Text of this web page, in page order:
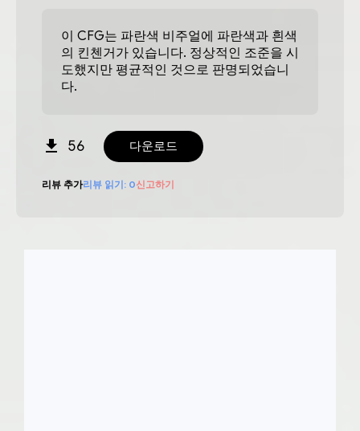
이 CFG는 파란색 비주얼에 파란색과 흰색
의 킨첸거가 있습니다. 정상적인 조준을 시
도했지만 평균적인 것으로 판명되었습니
다.
56 다운로드
리뷰 추가리뷰 읽기: 0신고하기